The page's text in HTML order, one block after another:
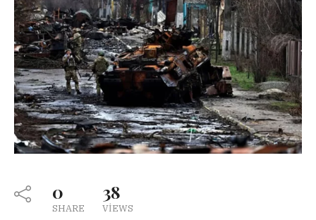
0
SHARE
38
VIEWS